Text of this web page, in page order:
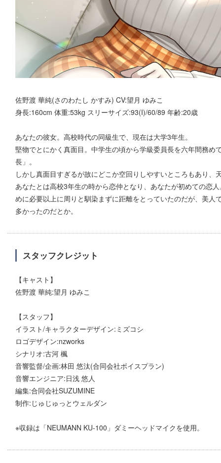
佐野渡 華純(さのわたし かすみ) CV:望月 ゆみこ
身長:160cm 体重:53kg スリーサイズ:93(I)/60/89 年齢:20歳
あなたの彼女。高校時代の同級生で、現在は大学3年生。
堅物でとにかく真面目。中学生の頃から学級委員長を六年間務め
長」。
しかし真面目すぎるが故にどこか空回りしやすいところもあり、
あなたとは高校3年生の時から恋仲となり、あなたが初めての恋
めに必要以上に周りと馴染まずに距離をとっていたのだが、美人
多かったのだとか。
スタッフクレジット
【キャスト】
佐野渡 華純:望月 ゆみこ
【スタッフ】
イラスト/キャラクターデザイン:ミズコシ
ロゴデザイン:nzworks
シナリオ:古河 楓
音響監督/企画:林田 悠汰(合同会社ボイスプラン)
音響エンジニア:日浅 悠人
編集:合同会社SUZUMINE
制作:じゅじゅっとウェルダン
※収録は「NEUMANN KU-100」ダミーヘッドマイクを使用。